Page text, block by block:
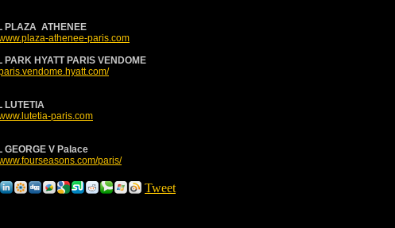
PLAZA ATHENEE
athenee-paris.com
PARK HYATT PARIS VENDOME
LUTETIA
paris.com
GEORGE V Palace
paris/
Tweet